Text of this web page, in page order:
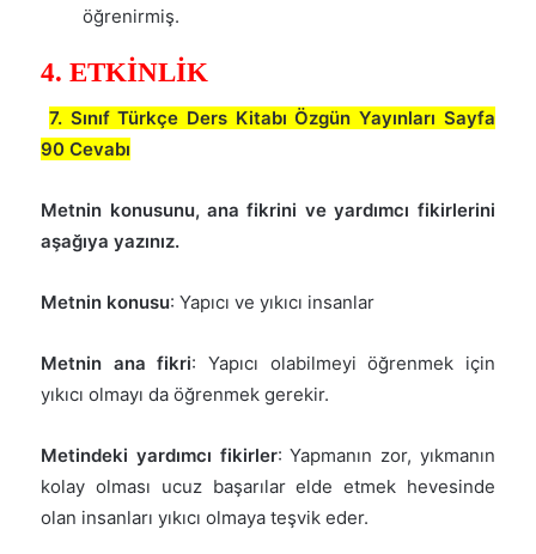
öğrenirmiş.
4. ETKİNLİK
7. Sınıf Türkçe Ders Kitabı Özgün Yayınları Sayfa
90 Cevabı
Metnin konusunu, ana fikrini ve yardımcı fikirlerini
aşağıya yazınız.
Metnin konusu: Yapıcı ve yıkıcı insanlar
Metnin ana fikri: Yapıcı olabilmeyi öğrenmek için
yıkıcı olmayı da öğrenmek gerekir.
Metindeki yardımcı fikirler: Yapmanın zor, yıkmanın
kolay olması ucuz başarılar elde etmek hevesinde
olan insanları yıkıcı olmaya teşvik eder.